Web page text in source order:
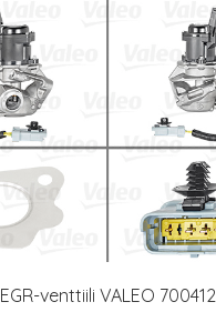
EGR-venttiili VALEO 700412